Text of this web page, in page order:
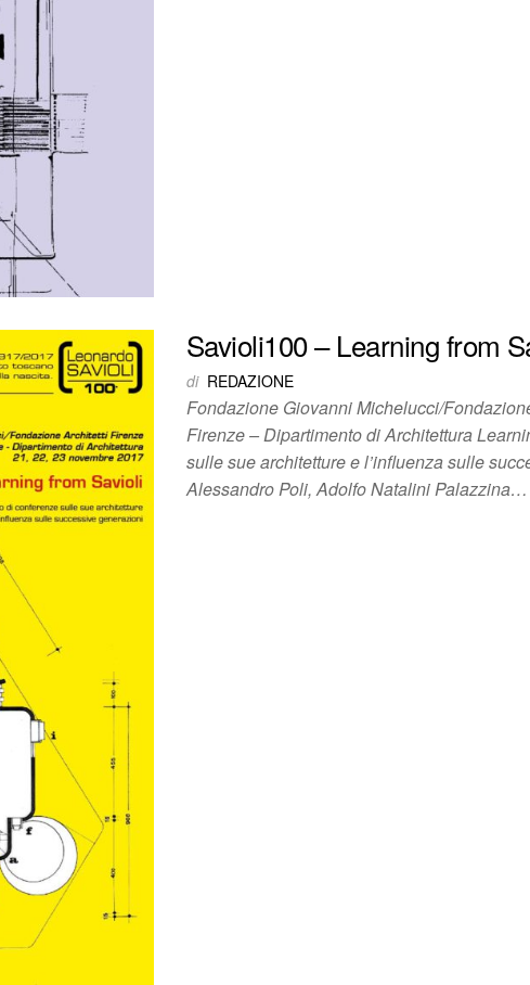
Savioli100 – Learning from
di REDAZIONE
Fondazione Giovanni Michelucci/
Firenze – Dipartimento di Architettura
sulle sue architetture e l’influenza sulle
Alessandro Poli, Adolfo Natalini Palazzina…